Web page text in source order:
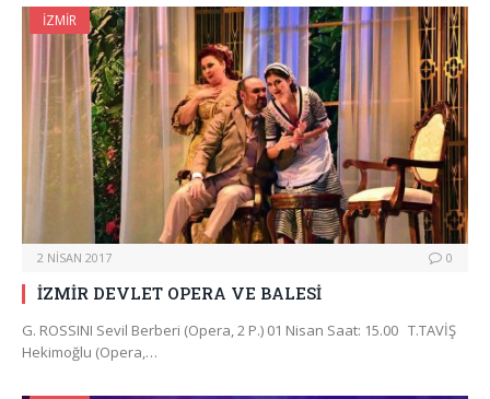
İZMIR
2 NISAN 2017 0
İZMİR DEVLET OPERA VE BALESİ
G. ROSSINI Sevil Berberi (Opera, 2 P.) 01 Nisan Saat: 15.00 T.TAVİŞ
Hekimoğlu (Opera,…